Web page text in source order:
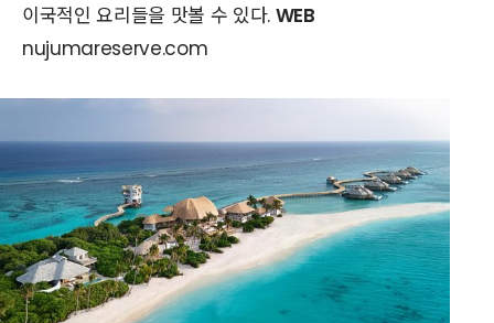
이국적인 요리들을 맛볼 수 있다. WEB
nujumareserve.com